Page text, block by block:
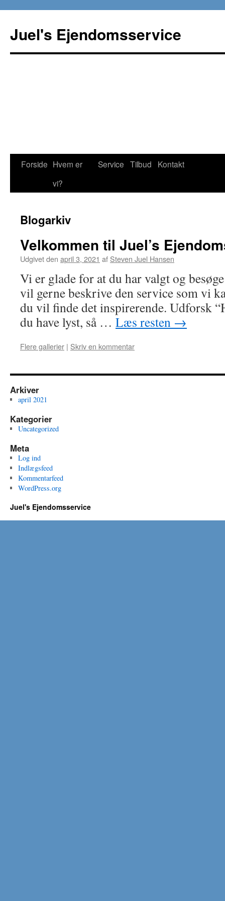
Juel's Ejendomsservice
Hop
Forside Hvem er
vi?
Service Tilbud Kontakt
Blogarkiv
Velkommen til Juel’s
Udgivet den april 3, 2021 af Steven Juel Hansen
Vi er glade for at du har valgt og
vil gerne beskrive den service som vi
du vil finde det inspirerende. Udforsk
du have lyst, så … Læs resten →
Flere gallerier | Skriv en kommentar
Arkiver
april 2021
Kategorier
Uncategorized
Meta
Log ind
Indlægsfeed
Kommentarfeed
WordPress.org
Juel's Ejendomsservice